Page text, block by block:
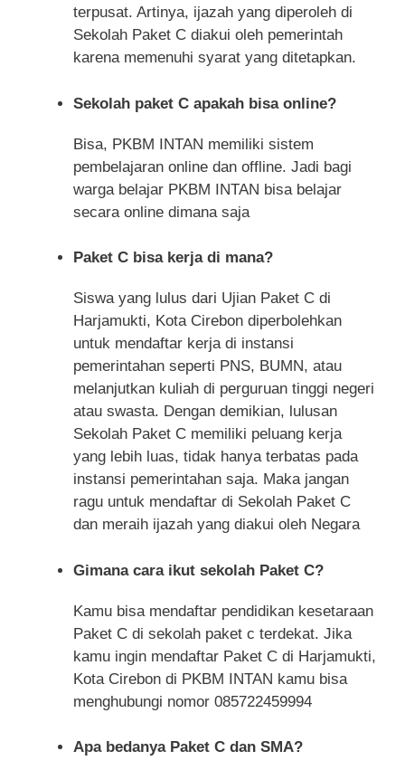
terpusat. Artinya, ijazah yang diperoleh di
Sekolah Paket C diakui oleh pemerintah
karena memenuhi syarat yang ditetapkan.
Sekolah paket C apakah bisa online?
Bisa, PKBM INTAN memiliki sistem
pembelajaran online dan offline. Jadi bagi
warga belajar PKBM INTAN bisa belajar
secara online dimana saja
Paket C bisa kerja di mana?
Siswa yang lulus dari Ujian Paket C di
Harjamukti, Kota Cirebon diperbolehkan
untuk mendaftar kerja di instansi
pemerintahan seperti PNS, BUMN, atau
melanjutkan kuliah di perguruan tinggi negeri
atau swasta. Dengan demikian, lulusan
Sekolah Paket C memiliki peluang kerja
yang lebih luas, tidak hanya terbatas pada
instansi pemerintahan saja. Maka jangan
ragu untuk mendaftar di Sekolah Paket C
dan meraih ijazah yang diakui oleh Negara
Gimana cara ikut sekolah Paket C?
Kamu bisa mendaftar pendidikan kesetaraan
Paket C di sekolah paket c terdekat. Jika
kamu ingin mendaftar Paket C di Harjamukti,
Kota Cirebon di PKBM INTAN kamu bisa
menghubungi nomor 085722459994
Apa bedanya Paket C dan SMA?